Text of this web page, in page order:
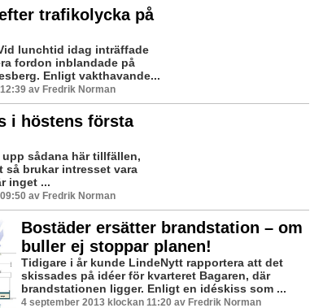
trafikolycka på
lunchtid idag inträffade
fordon inblandade på
Enligt vakthavande...
av Fredrik Norman
i höstens första
sådana här tillfällen,
så brukar intresset vara
inget ...
av Fredrik Norman
Bostäder ersätter brandstation – om
buller ej stoppar planen!
Tidigare i år kunde LindeNytt rapportera att det
skissades på idéer för kvarteret Bagaren, där
brandstationen ligger. Enligt en idéskiss som ...
4 september 2013 klockan 11:20 av Fredrik Norman